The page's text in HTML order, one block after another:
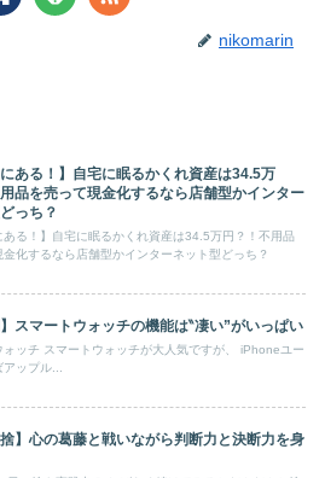
nikomarin
にある！】自宅に眠るかくれ資産は34.5万
品を売って現金化するなら店舗型かインター
っち？
ある！】自宅に眠るかくれ資産は34.5万円？！不用品
金化するなら店舗型かインターネット型どっち？
】スマートウォッチの機能は‶凄い”がいっぱい
ォッチ スマートウォッチが大人気ですが、 iPhoneユー
ップル...
捨】心の葛藤と戦いながら判断力と決断力を身